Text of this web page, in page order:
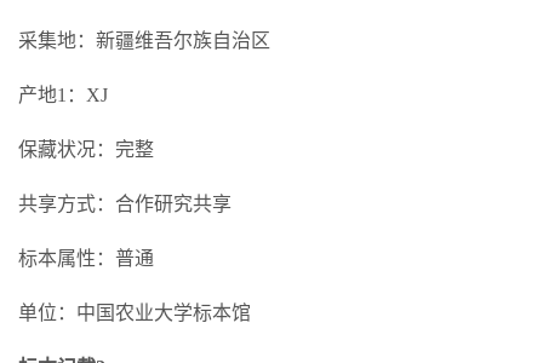
采集地：新疆维吾尔族自治区
产地1：XJ
保藏状况：完整
共享方式：合作研究共享
标本属性：普通
单位：中国农业大学标本馆